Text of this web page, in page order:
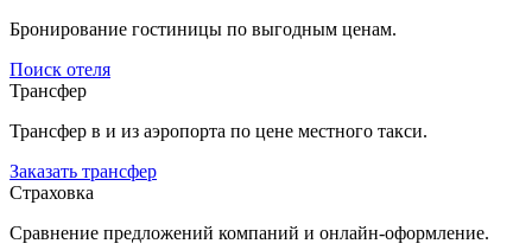
Бронирование гостиницы по выгодным ценам.
Поиск отеля
Трансфер
Трансфер в и из аэропорта по цене местного такси.
Заказать трансфер
Страховка
Сравнение предложений компаний и онлайн-оформление.